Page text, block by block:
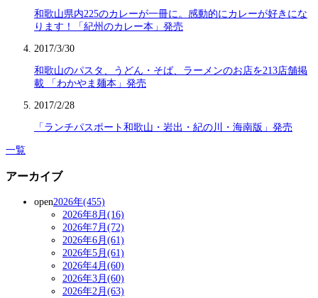
和歌山県内225のカレーが一冊に。感動的にカレーが好きにな
ります！「紀州のカレー本」発売
2017/3/30
和歌山のパスタ、うどん・そば、ラーメンのお店を213店舗掲
載 「わかやま麺本」発売
2017/2/28
「ランチパスポート和歌山・岩出・紀の川・海南版」発売
一覧
アーカイブ
open2026年(455)
2026年8月(16)
2026年7月(72)
2026年6月(61)
2026年5月(61)
2026年4月(60)
2026年3月(60)
2026年2月(63)